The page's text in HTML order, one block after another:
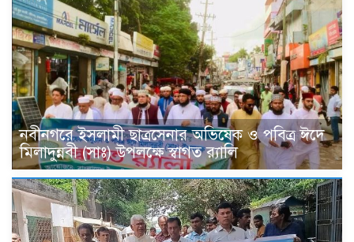
নবীনগরে ইসলামী ছাত্রসেনার অভিষেক ও পবিত্র ঈদে
মিলাদুন্নবী (সাঃ) উপলক্ষে স্বাগত র‍্যালি